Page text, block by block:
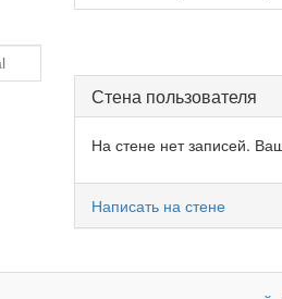
Стена пользователя
На стене нет записей.
Написать на стене